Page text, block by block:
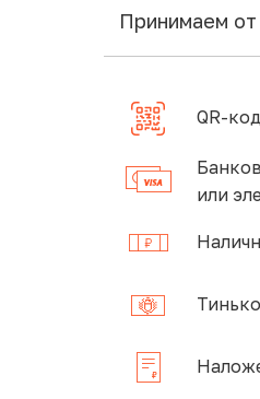
Принимаем
QR-
или